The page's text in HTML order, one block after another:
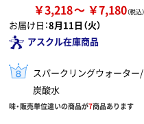
￥3,218 ￥7,180
お届け日：8月11日（火）
アスクル在庫商品
スパークリングウォーター/
炭酸水
味・販売単位違いの商品が7商品あります